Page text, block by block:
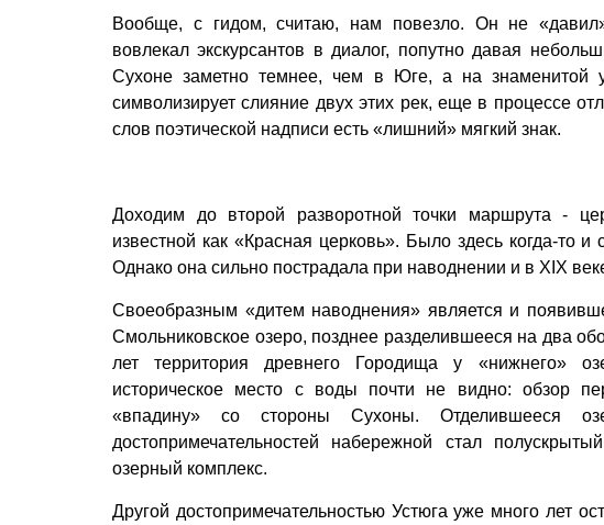
Вообще, с гидом, считаю, нам повезло. Он не
вовлекал экскурсантов в диалог, попутно давая
Сухоне заметно темнее, чем в Юге, а на знаменитой
символизирует слияние двух этих рек, еще в процессе
слов поэтической надписи есть «лишний» мягкий знак.
Доходим до второй разворотной точки маршрута -
известной как «Красная церковь». Было здесь когда-то
Однако она сильно пострадала при наводнении и в XIX
Своеобразным «дитем наводнения» является и
Смольниковское озеро, позднее разделившееся на два
лет территория древнего Городища у «нижнего»
историческое место с воды почти не видно: обзор
«впадину» со стороны Сухоны. Отделившееся
достопримечательностей набережной стал
озерный комплекс.
Другой достопримечательностью Устюга уже много лет